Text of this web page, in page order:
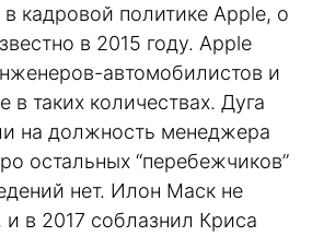
кадровой политике Apple, о
в 2015 году. Apple
автомобилистов и
в таких количествах. Дуга
на должность менеджера
остальных “перебежчиков”
нет. Илон Маск не
и в 2017 соблазнил Криса